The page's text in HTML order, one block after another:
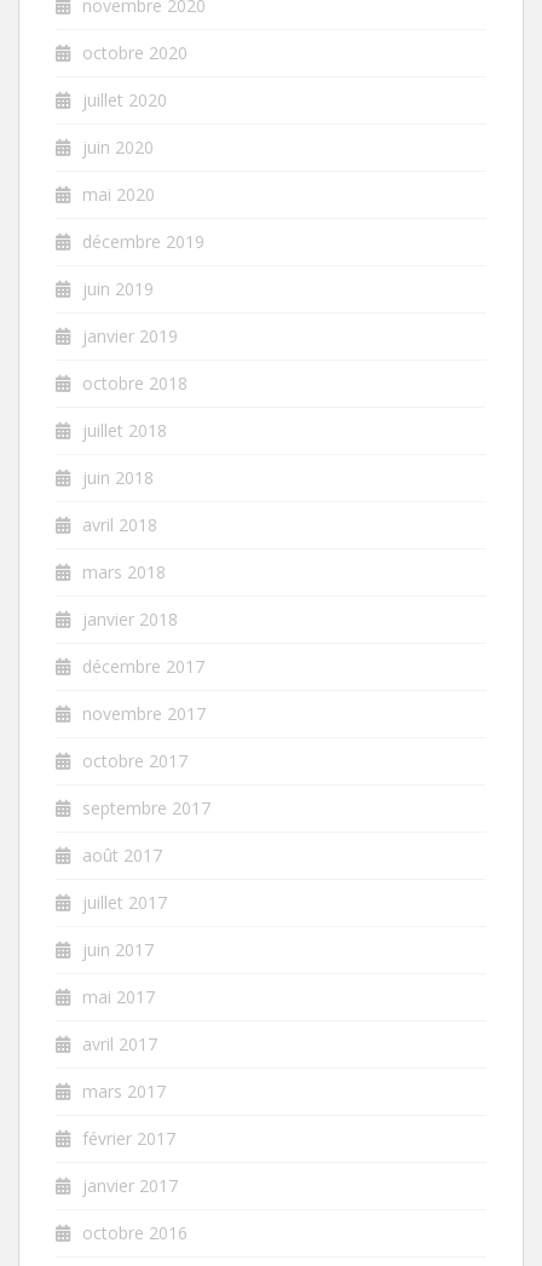
novembre 2020
octobre 2020
juillet 2020
juin 2020
mai 2020
décembre 2019
juin 2019
janvier 2019
octobre 2018
juillet 2018
juin 2018
avril 2018
mars 2018
janvier 2018
décembre 2017
novembre 2017
octobre 2017
septembre 2017
août 2017
juillet 2017
juin 2017
mai 2017
avril 2017
mars 2017
février 2017
janvier 2017
octobre 2016